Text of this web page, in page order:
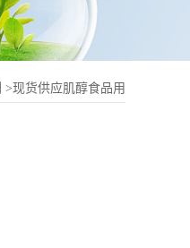
>现货供应肌醇食品用